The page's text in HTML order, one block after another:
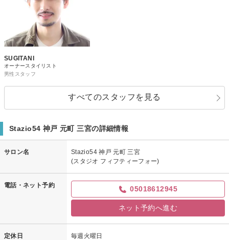
SUGITANI
オーナースタイリスト
男性スタッフ
すべてのスタッフを見る
Stazio54 神戸 元町 三宮の詳細情報
サロン名
Stazio54 神戸 元町 三宮
(スタジオ フィフティーフォー)
電話・ネット予約 05018612945
ネット予約へ進む
定休日 毎週火曜日